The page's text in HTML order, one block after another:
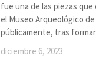
fue una de las piezas
el Museo Arqueológico
públicamente, tras
diciembre 6, 2023